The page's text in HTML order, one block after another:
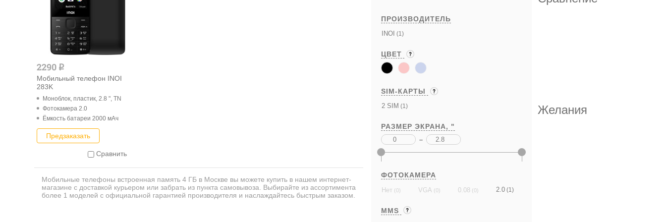
Мобильные телефоны встроенная память 4 ГБ в Москве вы можете купить в нашем интернет-
магазине с доставкой курьером или забрать из пункта самовывоза. Выбирайте из ассортимента
более 1 моделей с официальной гарантией производителя и наслаждайтесь быстрым заказом.
2290 q
Мобильный телефон INOI
283K
Моноблок, пластик, 2.8 ", TN
Фотокамера 2.0
Ёмкость батареи 2000 мАч
Предзаказать
Сравнить
ПРОИЗВОДИТЕЛЬ
INOI (1)
ЦВЕТ
SIM-КАРТЫ
2 SIM (1)
РАЗМЕР ЭКРАНА, "
–
ФОТОКАМЕРА
Нет (0) VGA (0) 0.08 (0) 2.0 (1)
MMS
Желания